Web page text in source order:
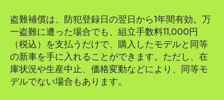
盗難補償は、防犯登録日の翌日から1年間有効。万
一盗難に遭った場合でも、組立手数料11,000円
（税込）を支払うだけで、購入したモデルと同等
の新車を手に入れることができます。ただし、在
庫状況や生産中止、価格変動などにより、同等モ
デルでない場合もあります。